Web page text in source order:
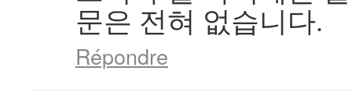
문은 전혀 없습니다.
Répondre